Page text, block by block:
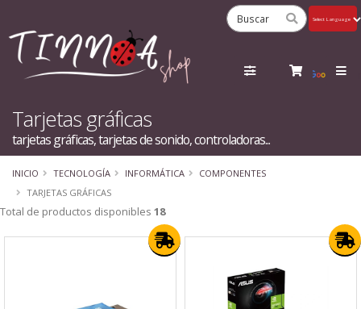
Tarjetas gráficas
tarjetas gráficas, tarjetas de sonido, controladoras...
INICIO TECNOLOGÍA INFORMÁTICA
COMPONENTES
TARJETAS GRÁFICAS
Total de productos disponibles 18